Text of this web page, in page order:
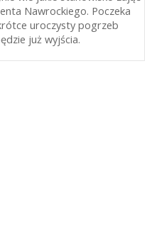
Nawrockiego. Poczeka
uroczysty pogrzeb
już wyjścia.